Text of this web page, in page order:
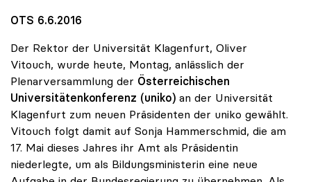
OTS 6.6.2016
Der Rektor der Universität Klagenfurt, Oliver
Vitouch, wurde heute, Montag, anlässlich der
Plenarversammlung der Österreichischen
Universitätenkonferenz (uniko) an der Universität
Klagenfurt zum neuen Präsidenten der uniko gewählt.
Vitouch folgt damit auf Sonja Hammerschmid, die am
17. Mai dieses Jahres ihr Amt als Präsidentin
niederlegte, um als Bildungsministerin eine neue